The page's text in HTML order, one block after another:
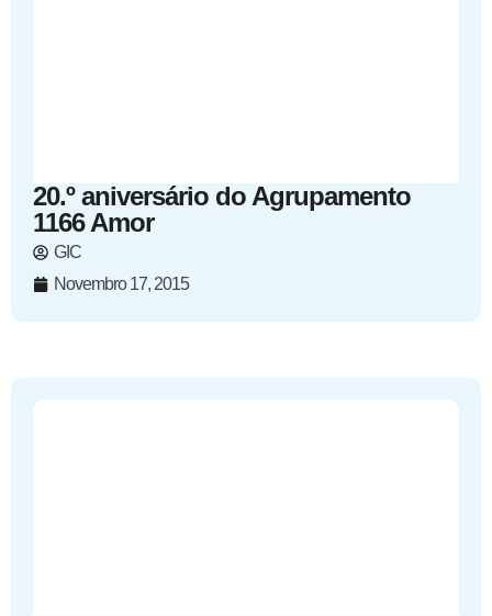
20.º aniversário do Agrupamento
1166 Amor
GIC
Novembro 17, 2015